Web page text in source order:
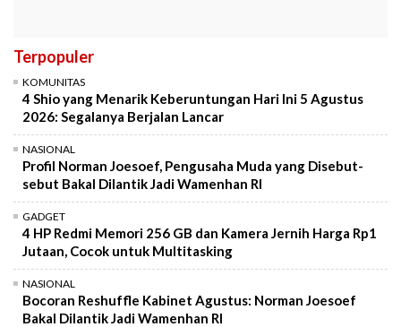
Terpopuler
KOMUNITAS
4 Shio yang Menarik Keberuntungan Hari Ini 5 Agustus
2026: Segalanya Berjalan Lancar
NASIONAL
Profil Norman Joesoef, Pengusaha Muda yang Disebut-
sebut Bakal Dilantik Jadi Wamenhan RI
GADGET
4 HP Redmi Memori 256 GB dan Kamera Jernih Harga Rp1
Jutaan, Cocok untuk Multitasking
NASIONAL
Bocoran Reshuffle Kabinet Agustus: Norman Joesoef
Bakal Dilantik Jadi Wamenhan RI